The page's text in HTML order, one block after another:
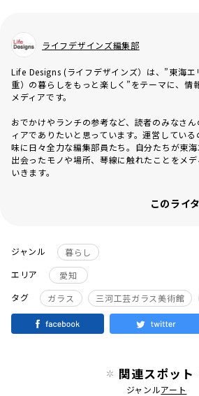
ライフデザインズ編集部
Life Designs (ライフデザインズ）は、”東海エ
重）の暮らしをもっと楽しく”をテーマに、情
メディアです。
おでかけやランチの参考など、読者のみなさ
ィアでありたいと思っています。運営してい
味に日々全力な編集部員たち。自分たちが東海
出会ったモノや場所、琴線に触れたことをメ
いきます。
このライ
ジャンル
暮らし
エリア
愛知
タグ
ガラス 三河工芸ガラス美術館
関連スポット
ジャンルアート